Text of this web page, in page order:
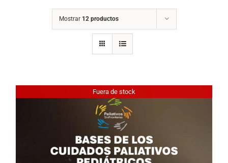
Mostrar 12 productos
Fuera de stock